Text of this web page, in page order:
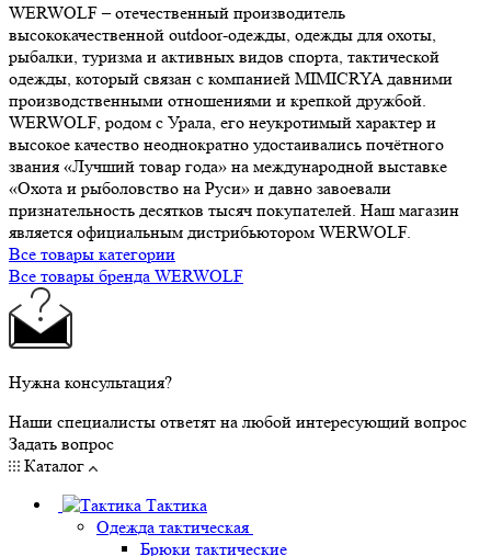
WERWOLF – отечественный производитель
высококачественной outdoor-одежды, одежды для охоты,
рыбалки, туризма и активных видов спорта, тактической
одежды, который связан с компанией MIMICRYA давними
производственными отношениями и крепкой дружбой.
WERWOLF, родом с Урала, его неукротимый характер и
высокое качество неоднократно удостаивались почётного
звания «Лучший товар года» на международной выставке
«Охота и рыболовство на Руси» и давно завоевали
признательность десятков тысяч покупателей. Наш магазин
является официальным дистрибьютором WERWOLF.
Все товары категории
Все товары бренда WERWOLF
Нужна консультация?
Наши специалисты ответят на любой интересующий вопрос
Задать вопрос
Каталог
Тактика
Одежда тактическая
Брюки тактические